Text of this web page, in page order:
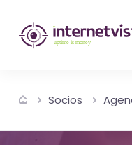
de
-
control
del
Socios